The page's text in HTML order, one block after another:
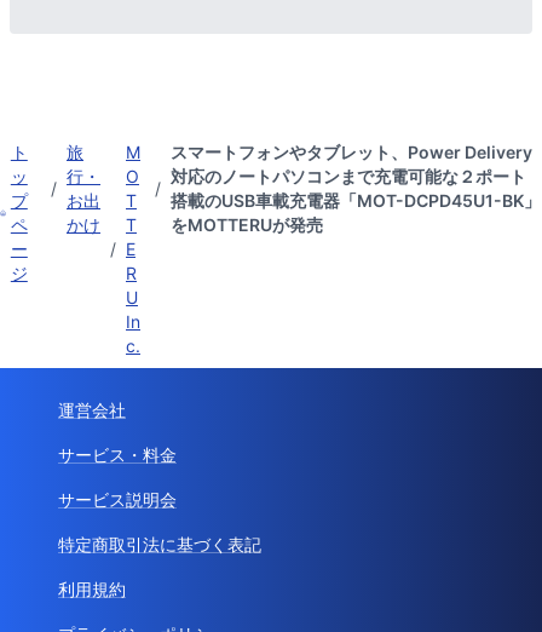
ト
ッ
プ
ペ
ー
ジ
/
旅
行・
お出
かけ
/
M
O
T
T
E
R
U
In
c.
/
スマートフォンやタブレット、Power Delivery
対応のノートパソコンまで充電可能な２ポート
搭載のUSB車載充電器「MOT-DCPD45U1-BK」
をMOTTERUが発売
運営会社
サービス・料金
サービス説明会
特定商取引法に基づく表記
利用規約